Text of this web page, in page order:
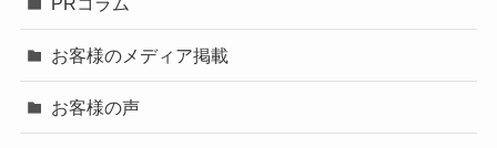
お客様のメディア掲載
お客様の声